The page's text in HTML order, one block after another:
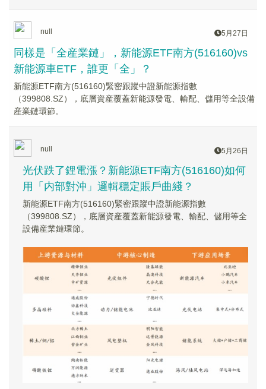
null 5月27日
同樣是「全産業鏈」，新能源ETF南方(516160)vs
新能源車ETF，誰更「全」？
新能源ETF南方(516160)緊密跟蹤中證新能源指數
（399808.SZ），底層資産覆蓋新能源發電、輸配、儲用等全設備
産業鏈環節。
null 5月26日
光伏跌了鋰電漲？新能源ETF南方(516160)如何
用「内部對沖」邏輯穩定賬戶曲綫？
新能源ETF南方(516160)緊密跟蹤中證新能源指數
（399808.SZ），底層資産覆蓋新能源發電、輸配、儲用等全
設備産業鏈環節。